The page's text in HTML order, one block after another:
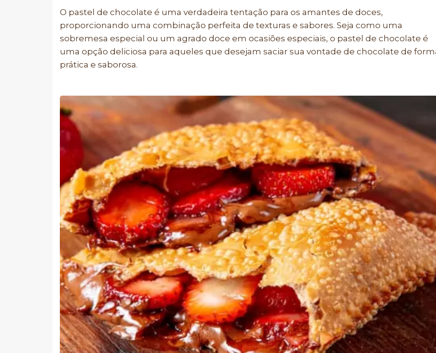
O pastel de chocolate é uma verdadeira tentação para os amantes de doces,
proporcionando uma combinação perfeita de texturas e sabores. Seja como uma
sobremesa especial ou um agrado doce em ocasiões especiais, o pastel de chocolate é
uma opção deliciosa para aqueles que desejam saciar sua vontade de chocolate de
prática e saborosa.